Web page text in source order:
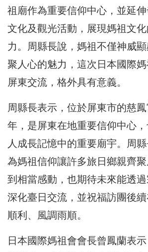
祖廟作為重要信仰中心，並延伸
文化及觀光活動，展現媽祖文
力。周縣長說，媽祖不僅神威
聚人心的魅力，這次日本國際媽
屏東交流，格外具有意義。
周縣長表示，位於屏東市的慈
年，是屏東在地重要信仰中心
人成長記憶中的重要廟宇。周
為媽祖信仰讓許多旅日鄉親齊
到相當感動，也期待未來能透
深化臺日交流，並祝福訪團後
順利、風調雨順。
日本國際媽祖會會長曾鳳蘭表